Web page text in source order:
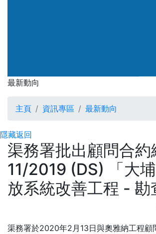
最新動向
最新動向
主頁 資訊專區 最新動向
隱藏返回
渠務署批出顧問合約
11/2019 (DS) 「大
放系統改善工程 - 勘
渠務署於2020年2月13日與奧雅納工程顧